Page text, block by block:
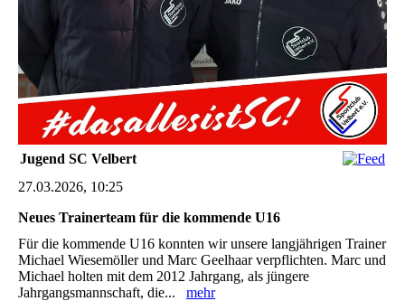
Jugend SC Velbert
27.03.2026, 10:25
Neues Trainerteam für die kommende U16
Für die kommende U16 konnten wir unsere langjährigen Trainer
Michael Wiesemöller und Marc Geelhaar verpflichten. Marc und
Michael holten mit dem 2012 Jahrgang, als jüngere
Jahrgangsmannschaft, die... mehr